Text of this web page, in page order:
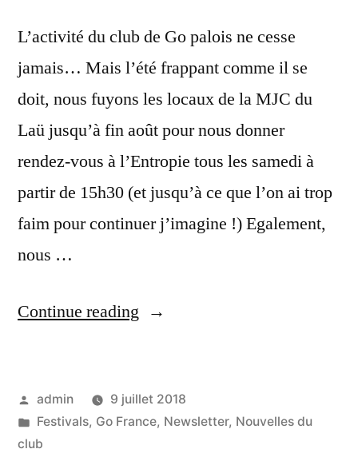
L’activité du club de Go palois ne cesse
jamais… Mais l’été frappant comme il se
doit, nous fuyons les locaux de la MJC du
Laü jusqu’à fin août pour nous donner
rendez-vous à l’Entropie tous les samedi à
partir de 15h30 (et jusqu’à ce que l’on ai trop
faim pour continuer j’imagine !) Egalement,
nous …
Continue reading « C’est
le
club
Posted
by
admin
9 juillet 2018
Posted
in
Festivals, Go France, Newsletter, Nouvelles du
club